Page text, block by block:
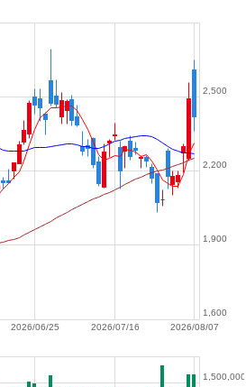
2026/08/07
2026/07/16
2026/06/25
1,600
1,900
2,200
2,500
1,500,000